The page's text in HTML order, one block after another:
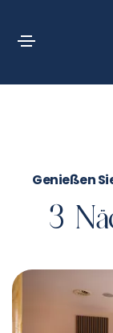
3
Genießen